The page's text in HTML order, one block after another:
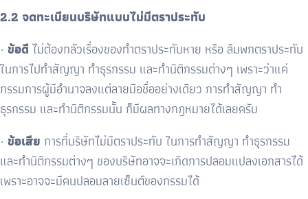
2.2 จดทะเบียนบริษัทแบบไม่มีตราประทับ
· ข้อดี ไม่ต้องกลัวเรื่องของทำตราประทับหาย หรือ ลืมพกตราประทับ
ในการไปทำสัญญา ทำธุรกรรม และทำนิติกรรมต่างๆ เพราะว่าแค่
กรรมการผู้มีอำนาจลงแต่ลายมือชื่ออย่างเดียว การทำสัญญา ทำ
ธุรกรรม และทำนิติกรรมนั้น ก็มีผลทางกฎหมายได้เลยครับ
· ข้อเสีย การที่บริษัทไม่มีตราประทับ ในการทำสัญญา ทำธุรกรรม
และทำนิติกรรมต่างๆ ของบริษัทอาจจะเกิดการปลอมแปลงเอกสารได้
เพราะอาจจะมีคนปลอมลายเซ็นต์ของกรรมได้